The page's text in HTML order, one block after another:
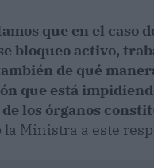
que en el caso
bloqueo activo,
de qué
que está
los órganos
Ministra a este